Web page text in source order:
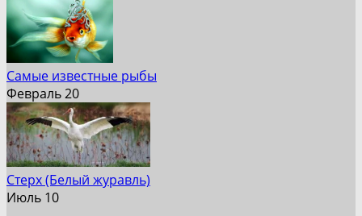
Самые известные рыбы
Февраль 20
Стерх (Белый журавль)
Июль 10